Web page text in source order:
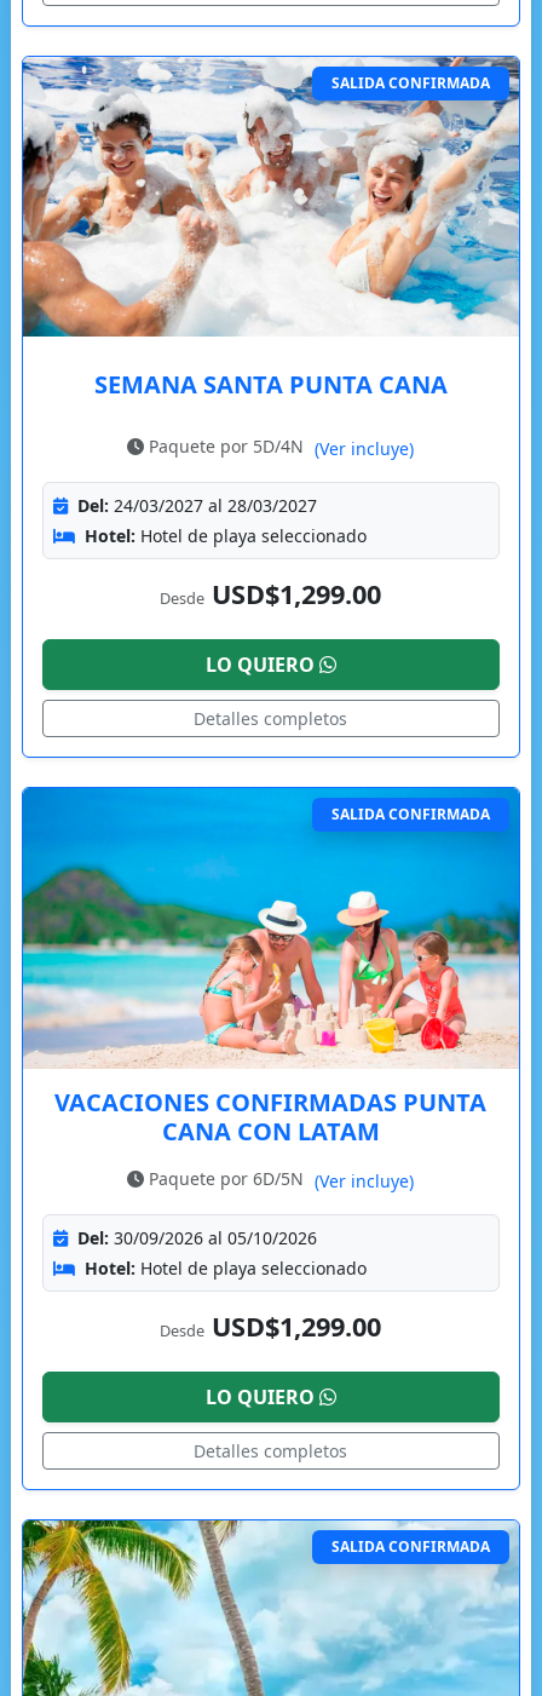
SALIDA CONFIRMADA
SEMANA SANTA PUNTA CANA
Paquete por 5D/4N (Ver incluye)
Del: 24/03/2027 al 28/03/2027
Hotel: Hotel de playa seleccionado
Desde USD$1,299.00
LO QUIERO
Detalles completos
SALIDA CONFIRMADA
VACACIONES CONFIRMADAS PUNTA
CANA CON LATAM
Paquete por 6D/5N (Ver incluye)
Del: 30/09/2026 al 05/10/2026
Hotel: Hotel de playa seleccionado
Desde USD$1,299.00
LO QUIERO
Detalles completos
SALIDA CONFIRMADA